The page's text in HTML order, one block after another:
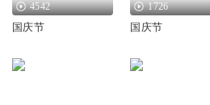
4542
国庆节
1726
国庆节